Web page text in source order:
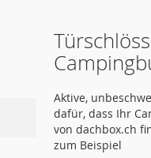
Aktive,
dafür, dass Ihr
von dachbox.ch
zum Beispiel